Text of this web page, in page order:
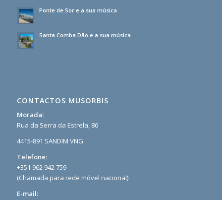
Ponte de Sor e a sua música
Santa Comba Dão e a sua música
CONTACTOS MUSORBIS
Morada:
Rua da Serra da Estrela, 86
4415-891 SANDIM VNG
Telefone:
+351 962 942 759
(Chamada para rede móvel nacional)
E-mail: